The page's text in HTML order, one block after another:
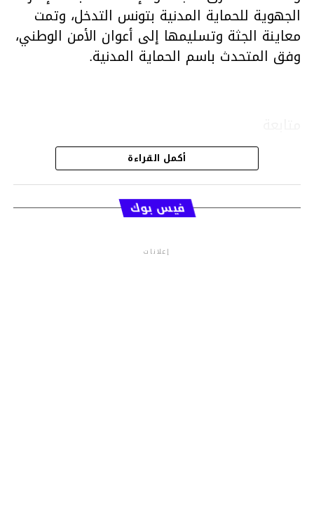
الجهوية للحماية المدنية بتونس التدخل، وتمت
معاينة الجثة وتسليمها إلى أعوان الأمن الوطني،
وفق المتحدث باسم الحماية المدنية.
قسم الاخبار
أكمل القراءة
فيس بوك
إعلانات